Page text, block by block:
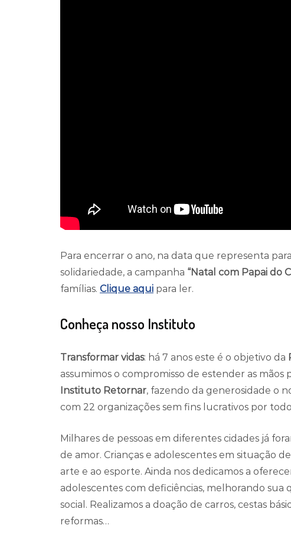
Para encerrar o ano, na data que representa
solidariedade, a campanha “Natal com Papai do
famílias. Clique aqui para ler.
Conheça nosso Instituto
Transformar vidas: há 7 anos este é o objetivo da
assumimos o compromisso de estender as mãos
Instituto Retornar, fazendo da generosidade o
com 22 organizações sem fins lucrativos por
Milhares de pessoas em diferentes cidades já
de amor. Crianças e adolescentes em situação
arte e ao esporte. Ainda nos dedicamos a
adolescentes com deficiências, melhorando
social. Realizamos a doação de carros, cestas
reformas…